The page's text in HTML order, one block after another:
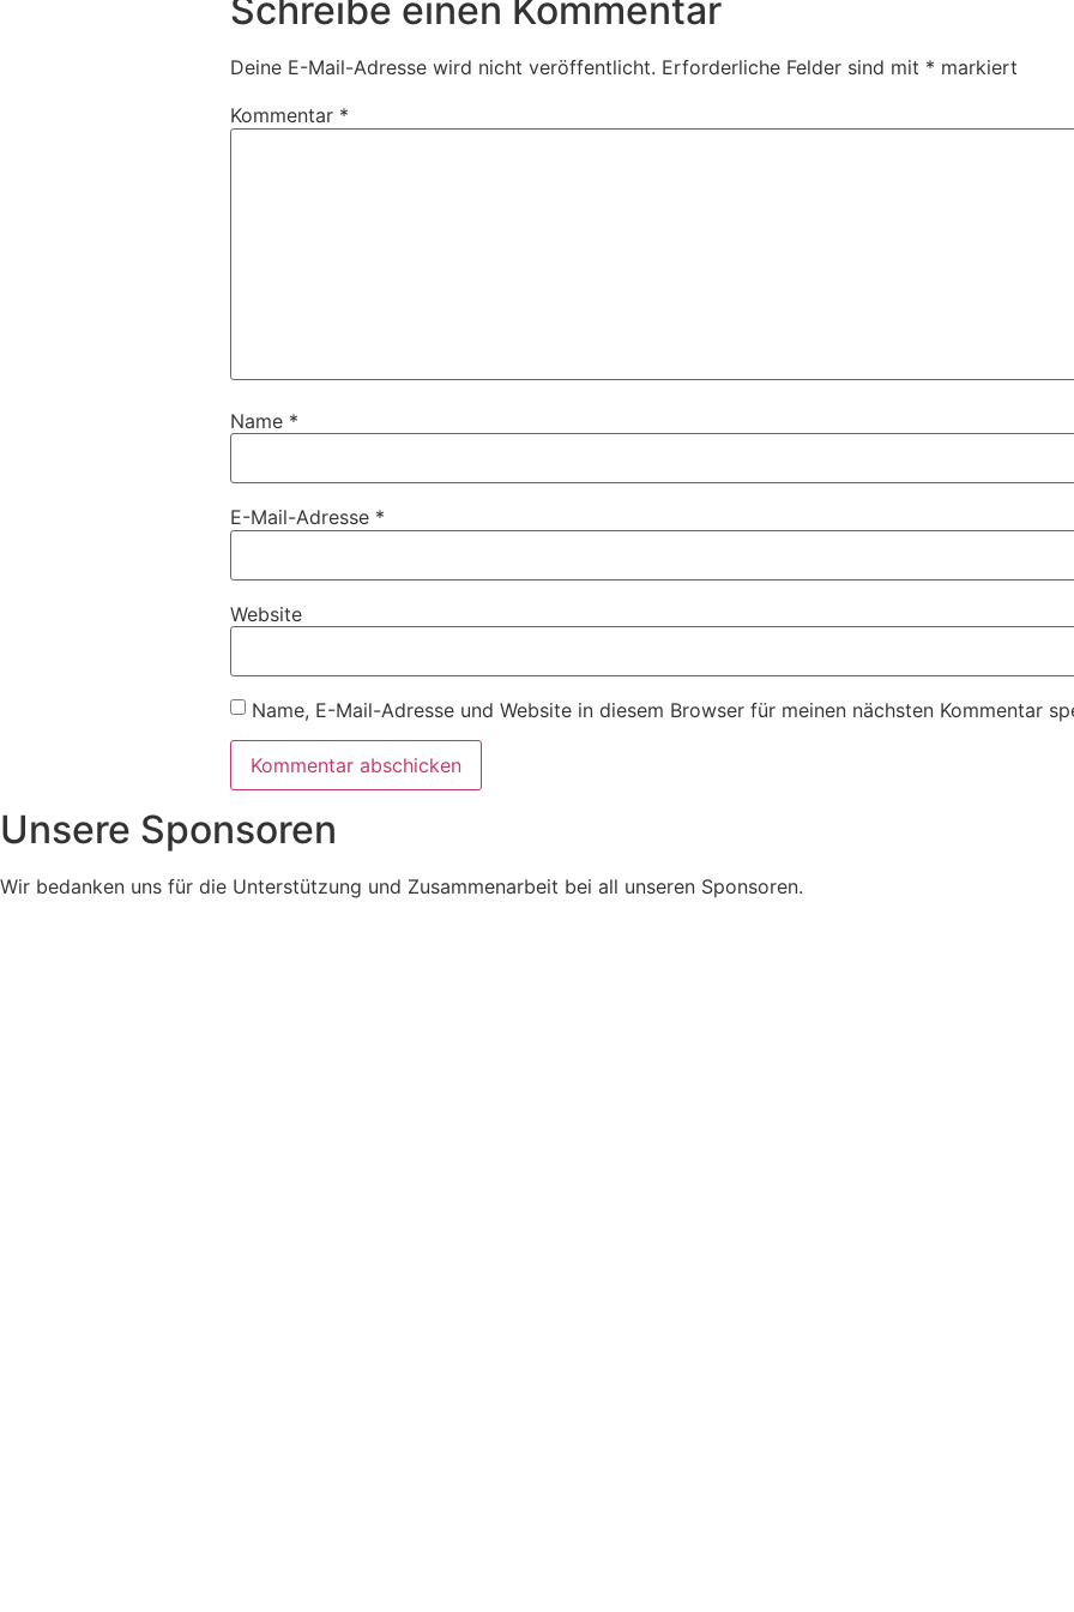
Schreibe einen Kommentar
Deine E-Mail-Adresse wird nicht veröffentlicht. Erforderliche Felder sind mit * markiert
Kommentar *
Name *
E-Mail-Adresse *
Website
Name, E-Mail-Adresse und Website in diesem Browser für meinen nächsten Kommentar
Unsere Sponsoren
Wir bedanken uns für die Unterstützung und Zusammenarbeit bei all unseren Sponsoren.